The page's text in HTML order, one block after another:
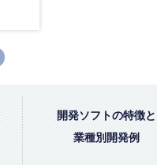
開発ソフトの特徴と
業種別開発例